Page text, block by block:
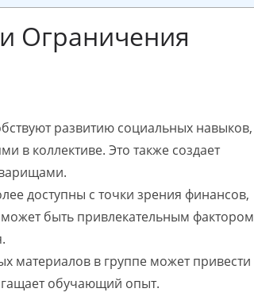
Ограничения
развитию социальных навыков,
в коллективе. Это также создает
доступны с точки зрения финансов,
может быть привлекательным фактором
материалов в группе может привести
обучающий опыт.